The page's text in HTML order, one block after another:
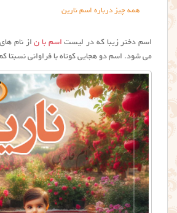
همه چیز درباره اسم نارین
اسم دختر زیبا که در لیست اسم با ناز نام
می شود. اسم دو هجایی کوتاه با فراوانی نسبتا